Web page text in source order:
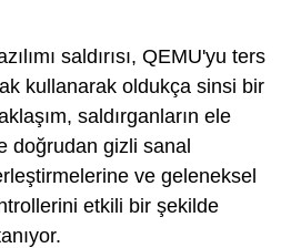
saldırısı, QEMU'yu ters
kullanarak oldukça sinsi bir
saldırganların ele
doğrudan gizli sanal
ve geleneksel
etkili bir şekilde